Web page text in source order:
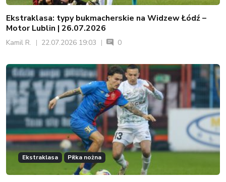
Ekstraklasa: typy bukmacherskie na Widzew Łódź –
Motor Lublin | 26.07.2026
Kamil R. 22.07.2026 19:03 0
Ekstraklasa Piłka nożna